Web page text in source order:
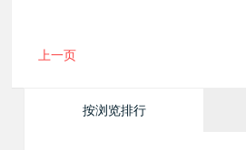
上一页
按浏览排行